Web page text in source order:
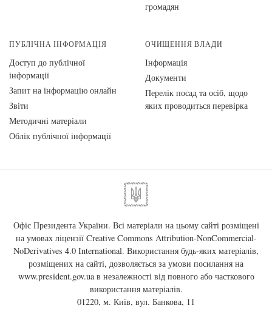
громадян
ПУБЛІЧНА ІНФОРМАЦІЯ
Доступ до публічної
інформації
Запит на інформацію онлайн
Звіти
Методичні матеріали
Облік публічної інформації
ОЧИЩЕННЯ ВЛАДИ
Інформація
Документи
Перелік посад та осіб, щодо
яких проводиться перевірка
Офіс Президента України. Всі матеріали на цьому сайті розміщені
на умовах ліцензії Creative Commons Attribution-NonCommercial-
NoDerivatives 4.0 International. Використання будь-яких матеріалів,
розміщених на сайті, дозволяється за умови посилання на
www.president.gov.uaв незалежності від повного або часткового
використання матеріалів.
01220, м. Київ, вул. Банкова, 11